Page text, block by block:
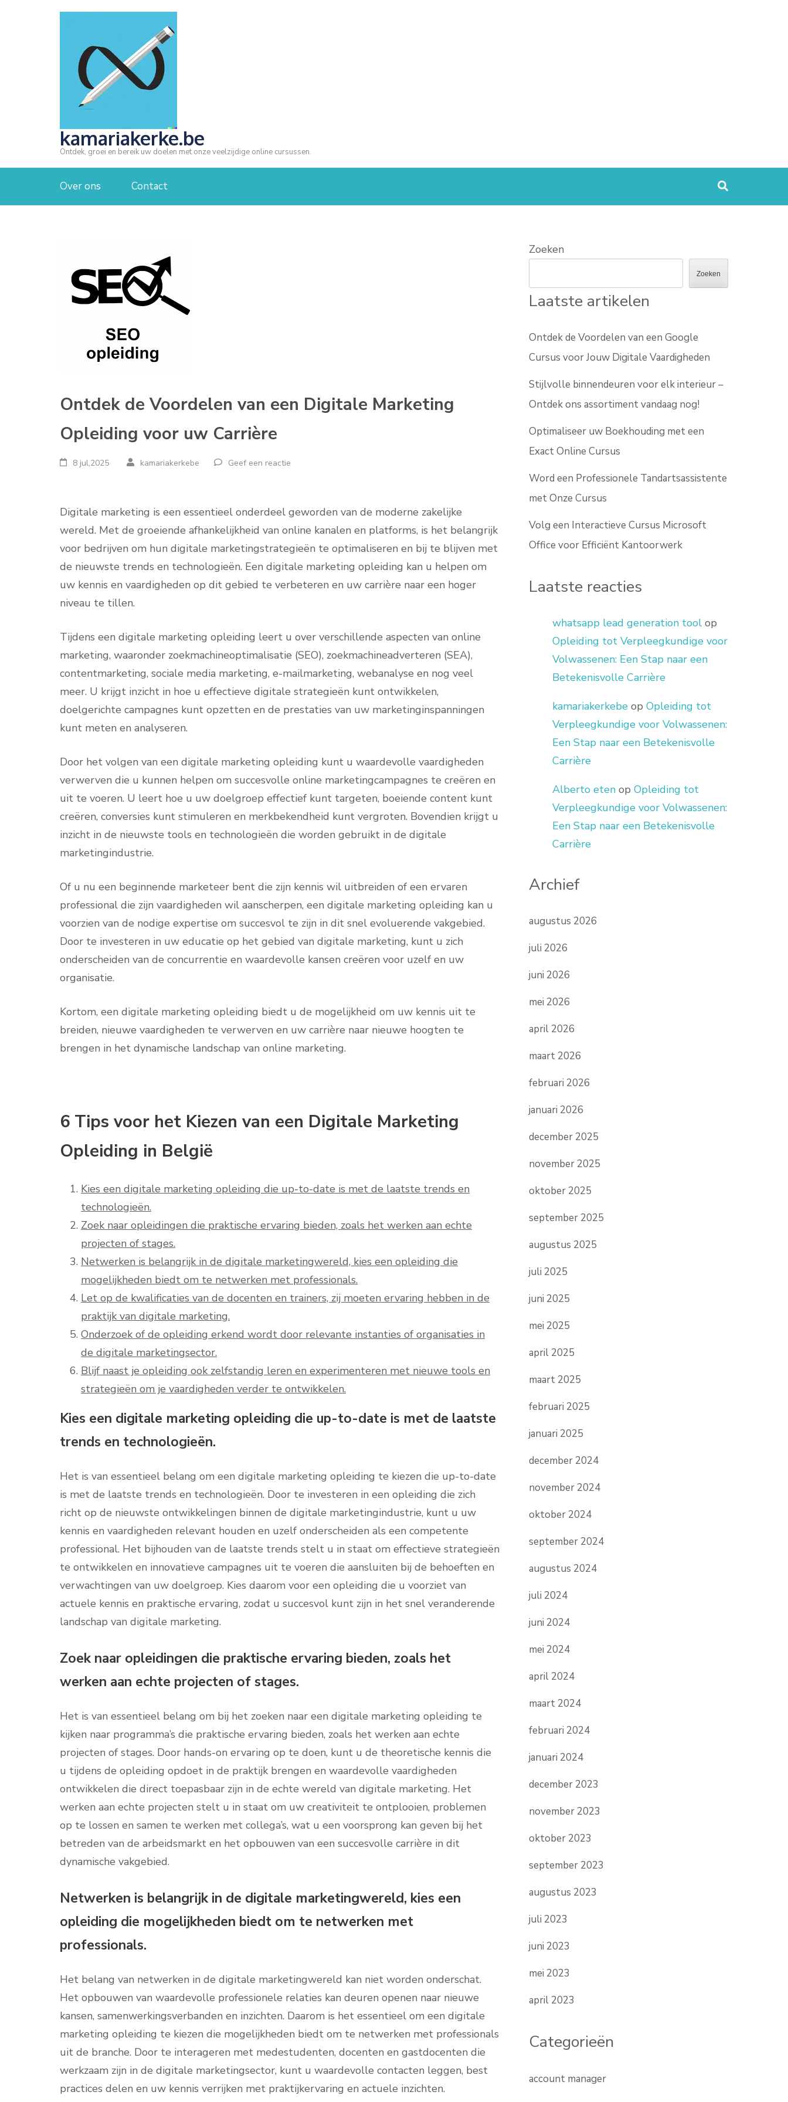
kamariakerke.be
Ontdek, groei en bereik uw doelen met onze veelzijdige online cursussen.
Over ons Contact
Ontdek de Voordelen van een Digitale Marketing
Opleiding voor uw Carrière
8 jul,2025 kamariakerkebe Geef een reactie
Digitale marketing is een essentieel onderdeel geworden van de moderne zakelijke
wereld. Met de groeiende afhankelijkheid van online kanalen en platforms, is het belangrijk
voor bedrijven om hun digitale marketingstrategieën te optimaliseren en bij te blijven met
de nieuwste trends en technologieën. Een digitale marketing opleiding kan u helpen om
uw kennis en vaardigheden op dit gebied te verbeteren en uw carrière naar een hoger
niveau te tillen.
Tijdens een digitale marketing opleiding leert u over verschillende aspecten van online
marketing, waaronder zoekmachineoptimalisatie (SEO), zoekmachineadverteren (SEA),
contentmarketing, sociale media marketing, e-mailmarketing, webanalyse en nog veel
meer. U krijgt inzicht in hoe u effectieve digitale strategieën kunt ontwikkelen,
doelgerichte campagnes kunt opzetten en de prestaties van uw marketinginspanningen
kunt meten en analyseren.
Door het volgen van een digitale marketing opleiding kunt u waardevolle vaardigheden
verwerven die u kunnen helpen om succesvolle online marketingcampagnes te creëren en
uit te voeren. U leert hoe u uw doelgroep effectief kunt targeten, boeiende content kunt
creëren, conversies kunt stimuleren en merkbekendheid kunt vergroten. Bovendien krijgt u
inzicht in de nieuwste tools en technologieën die worden gebruikt in de digitale
marketingindustrie.
Of u nu een beginnende marketeer bent die zijn kennis wil uitbreiden of een ervaren
professional die zijn vaardigheden wil aanscherpen, een digitale marketing opleiding kan u
voorzien van de nodige expertise om succesvol te zijn in dit snel evoluerende vakgebied.
Door te investeren in uw educatie op het gebied van digitale marketing, kunt u zich
onderscheiden van de concurrentie en waardevolle kansen creëren voor uzelf en uw
organisatie.
Kortom, een digitale marketing opleiding biedt u de mogelijkheid om uw kennis uit te
breiden, nieuwe vaardigheden te verwerven en uw carrière naar nieuwe hoogten te
brengen in het dynamische landschap van online marketing.
6 Tips voor het Kiezen van een Digitale Marketing
Opleiding in België
Kies een digitale marketing opleiding die up-to-date is met de laatste trends en
technologieën.
Zoek naar opleidingen die praktische ervaring bieden, zoals het werken aan echte
projecten of stages.
Netwerken is belangrijk in de digitale marketingwereld, kies een opleiding die
mogelijkheden biedt om te netwerken met professionals.
Let op de kwalificaties van de docenten en trainers, zij moeten ervaring hebben in de
praktijk van digitale marketing.
Onderzoek of de opleiding erkend wordt door relevante instanties of organisaties in
de digitale marketingsector.
Blijf naast je opleiding ook zelfstandig leren en experimenteren met nieuwe tools en
strategieën om je vaardigheden verder te ontwikkelen.
Kies een digitale marketing opleiding die up-to-date is met de laatste
trends en technologieën.
Het is van essentieel belang om een digitale marketing opleiding te kiezen die up-to-date
is met de laatste trends en technologieën. Door te investeren in een opleiding die zich
richt op de nieuwste ontwikkelingen binnen de digitale marketingindustrie, kunt u uw
kennis en vaardigheden relevant houden en uzelf onderscheiden als een competente
professional. Het bijhouden van de laatste trends stelt u in staat om effectieve strategieën
te ontwikkelen en innovatieve campagnes uit te voeren die aansluiten bij de behoeften en
verwachtingen van uw doelgroep. Kies daarom voor een opleiding die u voorziet van
actuele kennis en praktische ervaring, zodat u succesvol kunt zijn in het snel veranderende
landschap van digitale marketing.
Zoek naar opleidingen die praktische ervaring bieden, zoals het
werken aan echte projecten of stages.
Het is van essentieel belang om bij het zoeken naar een digitale marketing opleiding te
kijken naar programma’s die praktische ervaring bieden, zoals het werken aan echte
projecten of stages. Door hands-on ervaring op te doen, kunt u de theoretische kennis die
u tijdens de opleiding opdoet in de praktijk brengen en waardevolle vaardigheden
ontwikkelen die direct toepasbaar zijn in de echte wereld van digitale marketing. Het
werken aan echte projecten stelt u in staat om uw creativiteit te ontplooien, problemen
op te lossen en samen te werken met collega’s, wat u een voorsprong kan geven bij het
betreden van de arbeidsmarkt en het opbouwen van een succesvolle carrière in dit
dynamische vakgebied.
Netwerken is belangrijk in de digitale marketingwereld, kies een
opleiding die mogelijkheden biedt om te netwerken met
professionals.
Het belang van netwerken in de digitale marketingwereld kan niet worden onderschat.
Het opbouwen van waardevolle professionele relaties kan deuren openen naar nieuwe
kansen, samenwerkingsverbanden en inzichten. Daarom is het essentieel om een digitale
marketing opleiding te kiezen die mogelijkheden biedt om te netwerken met professionals
uit de branche. Door te interageren met medestudenten, docenten en gastdocenten die
werkzaam zijn in de digitale marketingsector, kunt u waardevolle contacten leggen, best
practices delen en uw kennis verrijken met praktijkervaring en actuele inzichten.
Zoeken
Zoeken
Laatste artikelen
Ontdek de Voordelen van een Google
Cursus voor Jouw Digitale Vaardigheden
Stijlvolle binnendeuren voor elk interieur –
Ontdek ons assortiment vandaag nog!
Optimaliseer uw Boekhouding met een
Exact Online Cursus
Word een Professionele Tandartsassistente
met Onze Cursus
Volg een Interactieve Cursus Microsoft
Office voor Efficiënt Kantoorwerk
Laatste reacties
whatsapp lead generation tool op
Opleiding tot Verpleegkundige voor
Volwassenen: Een Stap naar een
Betekenisvolle Carrière
kamariakerkebe opOpleiding tot
Verpleegkundige voor Volwassenen:
Een Stap naar een Betekenisvolle
Carrière
Alberto eten opOpleiding tot
Verpleegkundige voor Volwassenen:
Een Stap naar een Betekenisvolle
Carrière
Archief
augustus 2026
juli 2026
juni 2026
mei 2026
april 2026
maart 2026
februari 2026
januari 2026
december 2025
november 2025
oktober 2025
september 2025
augustus 2025
juli 2025
juni 2025
mei 2025
april 2025
maart 2025
februari 2025
januari 2025
december 2024
november 2024
oktober 2024
september 2024
augustus 2024
juli 2024
juni 2024
mei 2024
april 2024
maart 2024
februari 2024
januari 2024
december 2023
november 2023
oktober 2023
september 2023
augustus 2023
juli 2023
juni 2023
mei 2023
april 2023
Categorieën
account manager